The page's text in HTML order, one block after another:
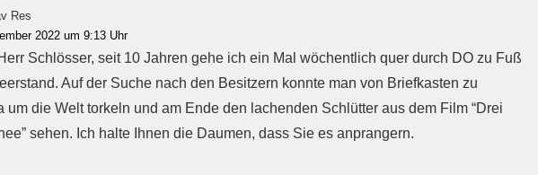
Res
2022 um 9:13 Uhr
Schlösser, seit 10 Jahren gehe ich ein Mal wöchentlich quer durch DO zu Fuß
Auf der Suche nach den Besitzern konnte man von Briefkasten zu
um die Welt torkeln und am Ende den lachenden Schlütter aus dem Film “Drei
sehen. Ich halte Ihnen die Daumen, dass Sie es anprangern.